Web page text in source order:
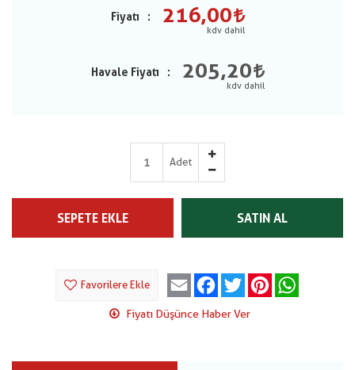
Fiyatı 216,00
Havale Fiyatı 205,20
Adet
SEPETE EKLE SATIN AL
Favorilere Ekle Email Facebook
Twitter Pinterest
Fiyatı Düşünce Haber Ver